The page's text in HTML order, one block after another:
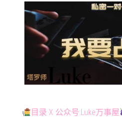
目录 X 公众号:Luke万事屋